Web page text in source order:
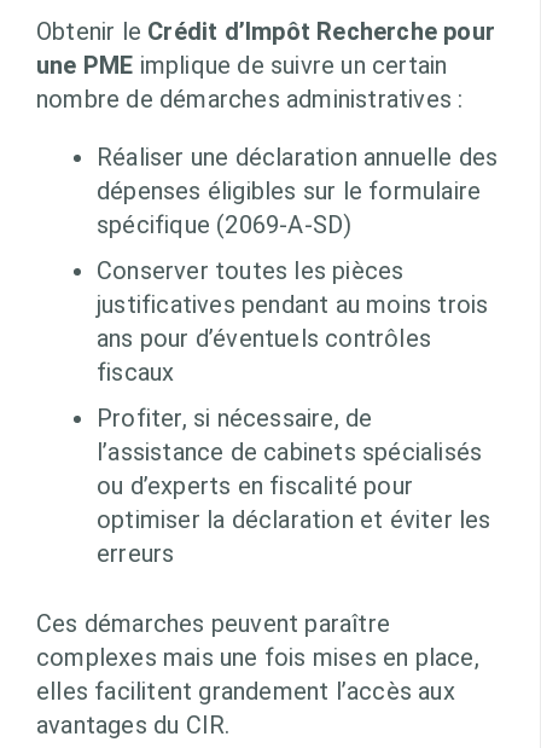
Obtenir le Crédit d’Impôt Recherche pour
une PME implique de suivre un certain
nombre de démarches administratives :
Réaliser une déclaration annuelle des
dépenses éligibles sur le formulaire
spécifique (2069-A-SD)
Conserver toutes les pièces
justificatives pendant au moins trois
ans pour d’éventuels contrôles
fiscaux
Profiter, si nécessaire, de
l’assistance de cabinets spécialisés
ou d’experts en fiscalité pour
optimiser la déclaration et éviter les
erreurs
Ces démarches peuvent paraître
complexes mais une fois mises en place,
elles facilitent grandement l’accès aux
avantages du CIR.